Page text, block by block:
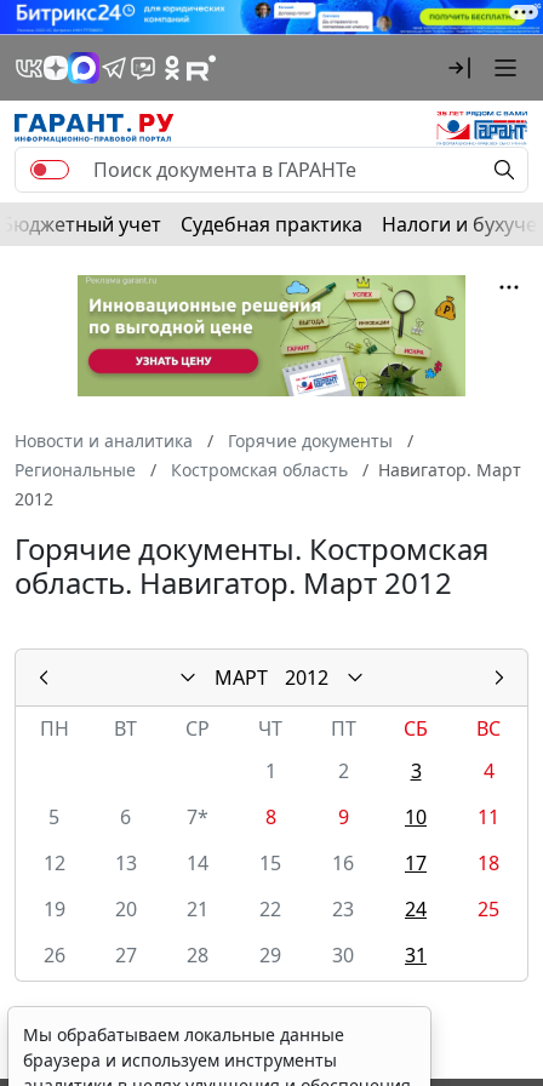
Бюджетный учет Судебная практика Налоги и
Новости и аналитика
Горячие документы
Региональные
Костромская область
Навигатор. Март
2012
Горячие документы. Костромская
область. Навигатор. Март 2012
МАРТ
2012
ПН
ВТ СР ЧТ ПТ СБ
ВС
1
2 3
4
5
6 7* 8 9 10
11
12
13 14 15 16 17
18
19
20 21 22 23 24
25
26
27 28 29 30 31
Мы обрабатываем локальные данные
браузера и используем инструменты